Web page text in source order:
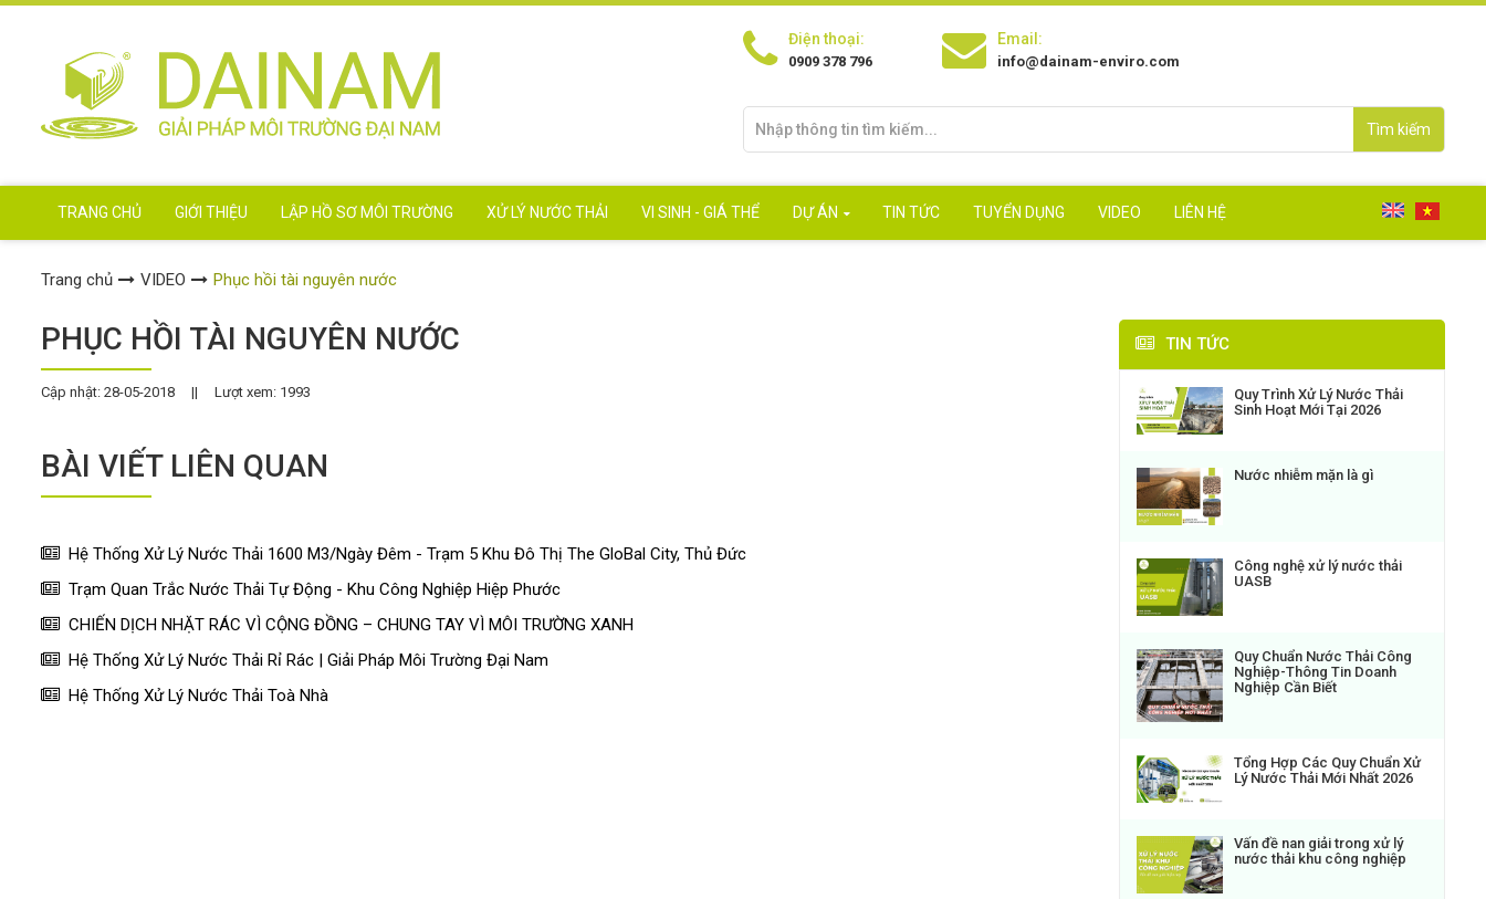
Điện thoại:
0909 378 796
Email:
info@dainam-enviro.com
Tìm kiếm
TRANG CHỦ GIỚI THIỆU LẬP HỒ SƠ MÔI TRƯỜNG XỬ LÝ NƯỚC THẢI VI SINH - GIÁ THỂ DỰ ÁN TIN TỨC TUYỂN DỤNG VIDEO LIÊN HỆ
Trang chủ VIDEO Phục hồi tài nguyên nước
PHỤC HỒI TÀI NGUYÊN NƯỚC
Cập nhật: 28-05-2018 || Lượt xem: 1993
BÀI VIẾT LIÊN QUAN
Hệ Thống Xử Lý Nước Thải 1600 M3/Ngày Đêm - Trạm 5 Khu Đô Thị The GloBal City, Thủ Đức
Trạm Quan Trắc Nước Thải Tự Động - Khu Công Nghiệp Hiệp Phước
CHIẾN DỊCH NHẶT RÁC VÌ CỘNG ĐỒNG – CHUNG TAY VÌ MÔI TRƯỜNG XANH
Hệ Thống Xử Lý Nước Thải Rỉ Rác | Giải Pháp Môi Trường Đại Nam
Hệ Thống Xử Lý Nước Thải Toà Nhà
TIN TỨC
Quy Trình Xử Lý Nước Thải
Sinh Hoạt Mới Tại 2026
Nước nhiễm mặn là gì
Công nghệ xử lý nước thải
UASB
Quy Chuẩn Nước Thải Công
Nghiệp-Thông Tin Doanh
Nghiệp Cần Biết
Tổng Hợp Các Quy Chuẩn Xử
Lý Nước Thải Mới Nhất 2026
Vấn đề nan giải trong xử lý
nước thải khu công nghiệp